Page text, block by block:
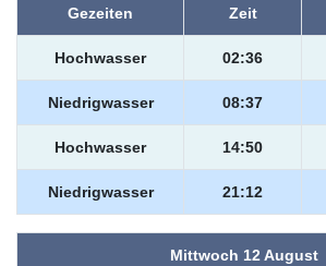
Gezeiten Zeit
Hochwasser 02:36
Niedrigwasser 08:37
Hochwasser 14:50
Niedrigwasser 21:12
Mittwoch 12 August